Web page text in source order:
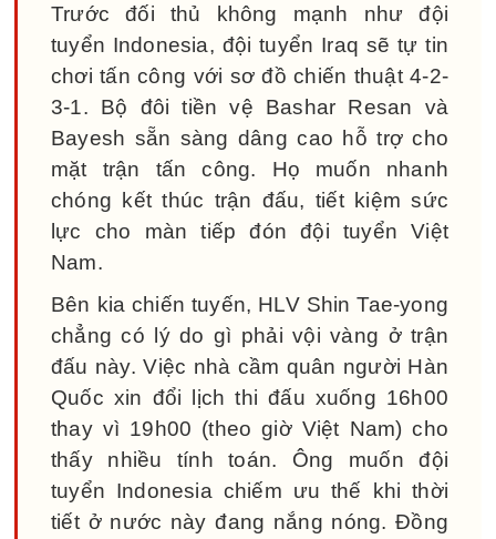
Trước đối thủ không mạnh như đội
tuyển Indonesia, đội tuyển Iraq sẽ tự tin
chơi tấn công với sơ đồ chiến thuật 4-2-
3-1. Bộ đôi tiền vệ Bashar Resan và
Bayesh sẵn sàng dâng cao hỗ trợ cho
mặt trận tấn công. Họ muốn nhanh
chóng kết thúc trận đấu, tiết kiệm sức
lực cho màn tiếp đón đội tuyển Việt
Nam.
Bên kia chiến tuyến, HLV Shin Tae-yong
chẳng có lý do gì phải vội vàng ở trận
đấu này. Việc nhà cầm quân người Hàn
Quốc xin đổi lịch thi đấu xuống 16h00
thay vì 19h00 (theo giờ Việt Nam) cho
thấy nhiều tính toán. Ông muốn đội
tuyển Indonesia chiếm ưu thế khi thời
tiết ở nước này đang nắng nóng. Đồng